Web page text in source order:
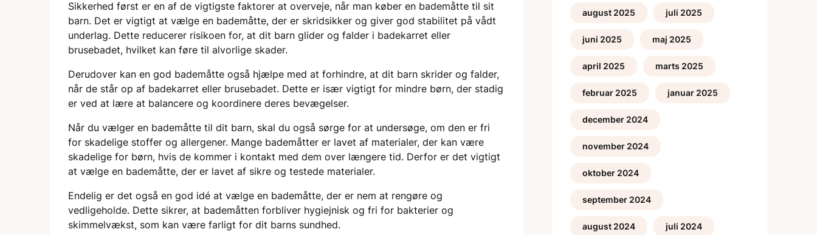
Sikkerhed først er en af de vigtigste faktorer at overveje, når man køber en bademåtte til sit
barn. Det er vigtigt at vælge en bademåtte, der er skridsikker og giver god stabilitet på vådt
underlag. Dette reducerer risikoen for, at dit barn glider og falder i badekarret eller
brusebadet, hvilket kan føre til alvorlige skader.
Derudover kan en god bademåtte også hjælpe med at forhindre, at dit barn skrider og falder,
når de står op af badekarret eller brusebadet. Dette er især vigtigt for mindre børn, der stadig
er ved at lære at balancere og koordinere deres bevægelser.
Når du vælger en bademåtte til dit barn, skal du også sørge for at undersøge, om den er fri
for skadelige stoffer og allergener. Mange bademåtter er lavet af materialer, der kan være
skadelige for børn, hvis de kommer i kontakt med dem over længere tid. Derfor er det vigtigt
at vælge en bademåtte, der er lavet af sikre og testede materialer.
Endelig er det også en god idé at vælge en bademåtte, der er nem at rengøre og
vedligeholde. Dette sikrer, at bademåtten forbliver hygiejnisk og fri for bakterier og
skimmelvækst, som kan være farligt for dit barns sundhed.
august 2025 juli 2025
juni 2025 maj 2025
april 2025 marts 2025
februar 2025 januar 2025
december 2024
november 2024
oktober 2024
september 2024
august 2024 juli 2024